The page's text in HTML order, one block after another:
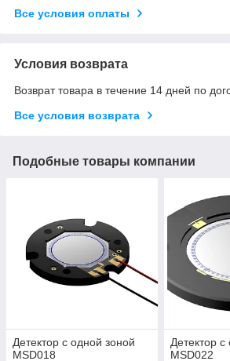
Все условия оплаты
Условия возврата
Возврат товара в течение 14 дней по
Все условия возврата
Подобные товары компании
Детектор с одной зоной
MSD018
Детектор с
MSD022